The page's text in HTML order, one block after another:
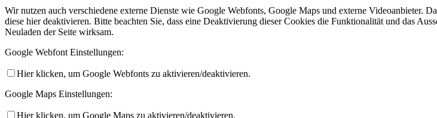
Wir nutzen auch verschiedene externe Dienste wie Google Webfonts, Google Maps und externe Videoanbieter.
diese hier deaktivieren. Bitte beachten Sie, dass eine Deaktivierung dieser Cookies die Funktionalität und das
Neuladen der Seite wirksam.
Google Webfont Einstellungen:
Hier klicken, um Google Webfonts zu aktivieren/deaktivieren.
Google Maps Einstellungen:
Hier klicken, um Google Maps zu aktivieren/deaktivieren.